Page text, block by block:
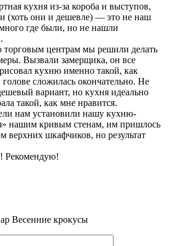
кухня из-за короба и выступов,
(хоть они и дешевле) — это не наш
где были, но не нашли
торговым центрам мы решили делать
Вызвали замерщика, он все
кухню именно такой, как
голове сложилась окончательно. Не
вариант, но кухня идеально
такой, как мне нравится.
нам установили нашу кухню-
нашим кривым стенам, им пришлось
верхних шкафчиков, но результат
Рекомендую!
Весенние крокусы